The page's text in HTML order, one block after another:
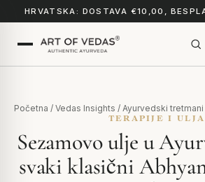
HRVATSKA: DOSTAVA €10,00,
Početna / Vedas Insights / Ayurvedski tretmani
TERAPIJE I ULJA
Sezamovo ulje u
svaki klasični